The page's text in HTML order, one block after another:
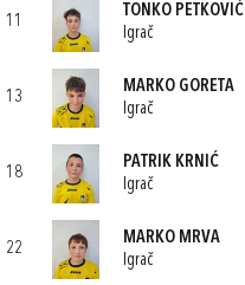
11
TONKO PETKOVIĆ
Igrač
13
MARKO GORETA
Igrač
18
PATRIK KRNIĆ
Igrač
22
MARKO MRVA
Igrač